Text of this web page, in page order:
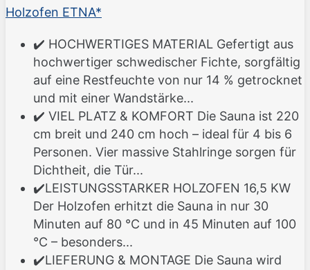
Holzofen ETNA*
✔️ HOCHWERTIGES MATERIAL Gefertigt aus
hochwertiger schwedischer Fichte, sorgfältig
auf eine Restfeuchte von nur 14 % getrocknet
und mit einer Wandstärke...
✔️ VIEL PLATZ & KOMFORT Die Sauna ist 220
cm breit und 240 cm hoch – ideal für 4 bis 6
Personen. Vier massive Stahlringe sorgen für
Dichtheit, die Tür...
✔️LEISTUNGSSTARKER HOLZOFEN 16,5 KW
Der Holzofen erhitzt die Sauna in nur 30
Minuten auf 80 °C und in 45 Minuten auf 100
°C – besonders...
✔️LIEFERUNG & MONTAGE Die Sauna wird